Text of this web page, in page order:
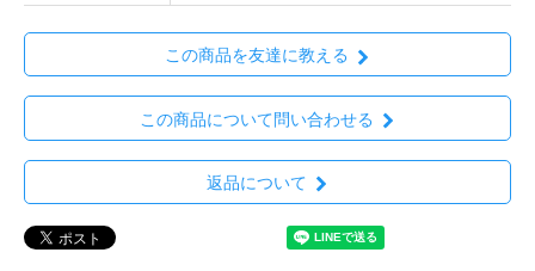
この商品を友達に教える
この商品について問い合わせる
返品について